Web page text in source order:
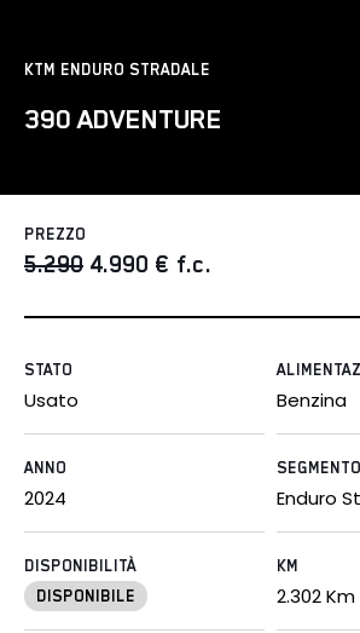
KTM ENDURO STRADALE
390 ADVENTURE
PREZZO
5.290 4.990 € f.c.
STATO
Usato Benzina
ANNO
2024
SEGMENTO
Enduro
DISPONIBILITÀ
DISPONIBILE
KM
2.302Km